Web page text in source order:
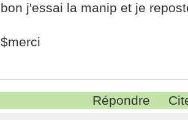
bon j'essai la manip et je
$merci
Répondre